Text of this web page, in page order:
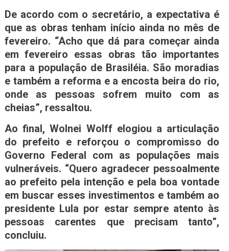
De acordo com o secretário, a expectativa é
que as obras tenham início ainda no mês de
fevereiro. “Acho que dá para começar ainda
em fevereiro essas obras tão importantes
para a população de Brasiléia. São moradias
e também a reforma e a encosta beira do rio,
onde as pessoas sofrem muito com as
cheias”, ressaltou.
Ao final, Wolnei Wolff elogiou a articulação
do prefeito e reforçou o compromisso do
Governo Federal com as populações mais
vulneráveis. “Quero agradecer pessoalmente
ao prefeito pela intenção e pela boa vontade
em buscar esses investimentos e também ao
presidente Lula por estar sempre atento às
pessoas carentes que precisam tanto”,
concluiu.